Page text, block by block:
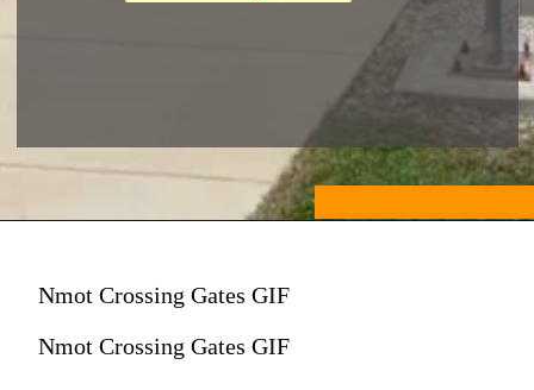
Nmot Crossing Gates GIF
Nmot Crossing Gates GIF